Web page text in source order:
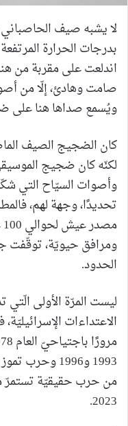
لا يشبه صيف
بدرجات الحرارة
اندلعت على مقربة من
صامت وهادئ، إلّا من
ويُسمع صداها هنا على
كان الضجيج الصيف
لكنّه كان ضجيج
وأصوات السيّاح التي
تحديدًا، وجهة لهم،
ومرافق حيويّة، توقّفت
الحدود.
ليست المرّة الأولى
من حرب حقيقيّة تستمرّ
2023.